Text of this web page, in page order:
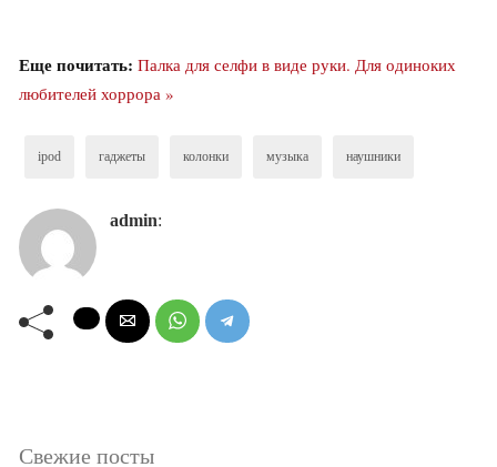
Еще почитать: Палка для селфи в виде руки. Для одиноких
любителей хоррора »
ipod гаджеты колонки музыка наушники
admin:
Свежие посты